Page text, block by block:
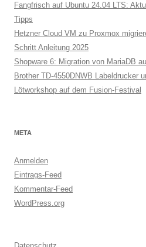
Fangfrisch auf Ubuntu 24.04 LTS:
Tipps
Hetzner Cloud VM zu Proxmox
Schritt Anleitung 2025
Shopware 6: Migration von MariaDB
Brother TD-4550DNWB Labeldrucker
Lötworkshop auf dem Fusion-Festival
META
Anmelden
Eintrags-Feed
Kommentar-Feed
WordPress.org